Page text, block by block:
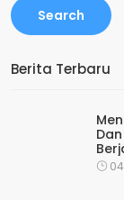
Search
Berita Terbaru